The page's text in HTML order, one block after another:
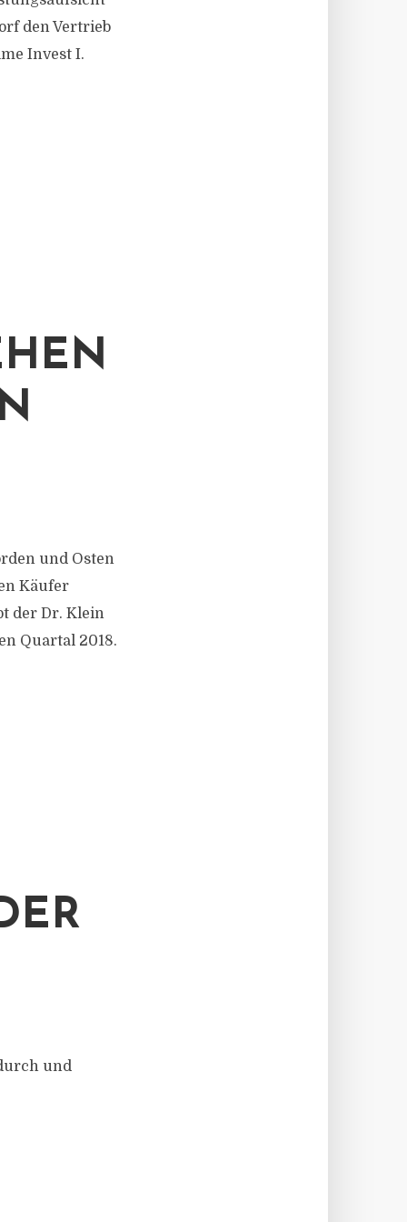
den Vertrieb
Invest I.
und Osten
Käufer
der Dr. Klein
Quartal 2018.
und